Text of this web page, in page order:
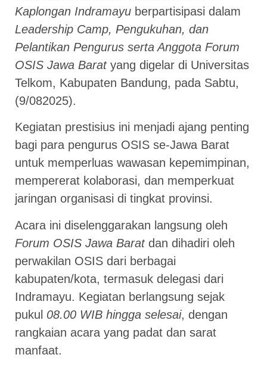
Kaplongan Indramayu berpartisipasi dalam
Leadership Camp, Pengukuhan, dan
Pelantikan Pengurus serta Anggota Forum
OSIS Jawa Baratyang digelar di Universitas
Telkom, Kabupaten Bandung, pada Sabtu,
(9/082025).
Kegiatan prestisius ini menjadi ajang penting
bagi para pengurus OSIS se-Jawa Barat
untuk memperluas wawasan kepemimpinan,
mempererat kolaborasi, dan memperkuat
jaringan organisasi di tingkat provinsi.
Acara ini diselenggarakan langsung oleh
Forum OSIS Jawa Baratdan dihadiri oleh
perwakilan OSIS dari berbagai
kabupaten/kota, termasuk delegasi dari
Indramayu. Kegiatan berlangsung sejak
pukul 08.00 WIB hingga selesai, dengan
rangkaian acara yang padat dan sarat
manfaat.